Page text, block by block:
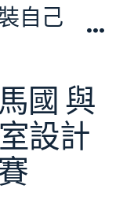
自己
國 與
設計